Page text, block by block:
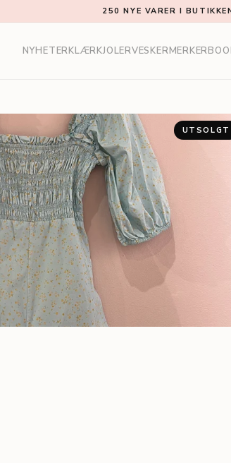
250 NYE VARER I
NYHETERKLÆRKJOLERVESKERMERKER
UTSOLGT